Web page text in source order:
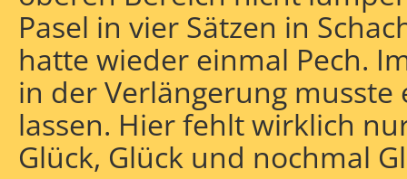
Pasel in vier Sätzen in
hatte wieder einmal Pech.
in der Verlängerung
lassen. Hier fehlt wirklich
Glück, Glück und nochmal